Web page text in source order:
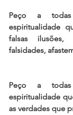
Peço a
espiritualidade
falsas ilusões,
falsidades,
Peço a
espiritualidade
as verdades que